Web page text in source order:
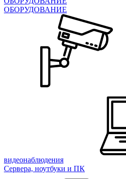
ОБОРУДОВАНИЕ
видеонаблюдения
Сервера, ноутбуки и ПК